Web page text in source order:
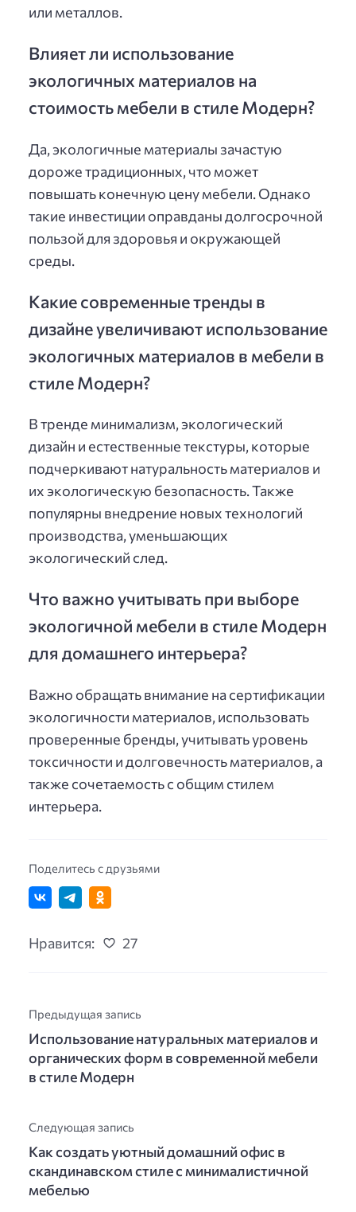
или металлов.
Влияет ли использование
экологичных материалов на
стоимость мебели в стиле Модерн?
Да, экологичные материалы зачастую
дороже традиционных, что может
повышать конечную цену мебели. Однако
такие инвестиции оправданы долгосрочной
пользой для здоровья и окружающей
среды.
Какие современные тренды в
дизайне увеличивают использование
экологичных материалов в мебели в
стиле Модерн?
В тренде минимализм, экологический
дизайн и естественные текстуры, которые
подчеркивают натуральность материалов и
их экологическую безопасность. Также
популярны внедрение новых технологий
производства, уменьшающих
экологический след.
Что важно учитывать при выборе
экологичной мебели в стиле Модерн
для домашнего интерьера?
Важно обращать внимание на сертификации
экологичности материалов, использовать
проверенные бренды, учитывать уровень
токсичности и долговечность материалов, а
также сочетаемость с общим стилем
интерьера.
Поделитесь с друзьями
Нравится: 27
Предыдущая запись
Использование натуральных материалов и
органических форм в современной мебели
в стиле Модерн
Следующая запись
Как создать уютный домашний офис в
скандинавском стиле с минималистичной
мебелью